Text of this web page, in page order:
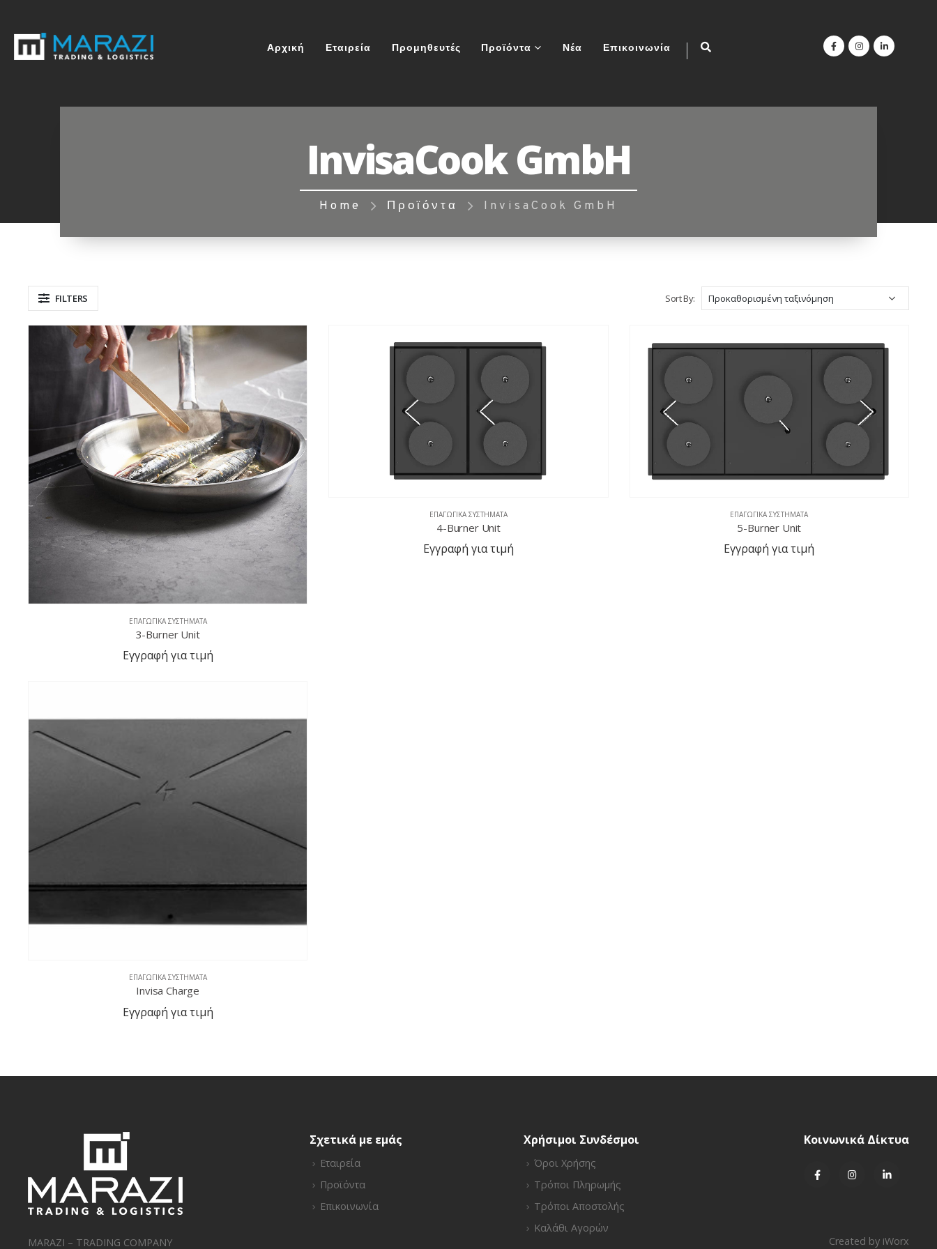
Αρχική Εταιρεία Προμηθευτές Προϊόντα Νέα Επικοινωνία
InvisaCook GmbH
Home Προϊόντα InvisaCook GmbH
FILTERS Sort By:
ΕΠΑΓΩΓΙΚΆ ΣΥΣΤΉΜΑΤΑ
3-Burner Unit
Εγγραφή για τιμή
ΕΠΑΓΩΓΙΚΆ ΣΥΣΤΉΜΑΤΑ
4-Burner Unit
Εγγραφή για τιμή
ΕΠΑΓΩΓΙΚΆ ΣΥΣΤΉΜΑΤΑ
5-Burner Unit
Εγγραφή για τιμή
ΕΠΑΓΩΓΙΚΆ ΣΥΣΤΉΜΑΤΑ
Invisa Charge
Εγγραφή για τιμή
MARAZI – TRADING COMPANY
Σχετικά με εμάς
Εταιρεία
Προϊόντα
Επικοινωνία
Χρήσιμοι Συνδέσμοι
Όροι Χρήσης
Τρόποι Πληρωμής
Τρόποι Αποστολής
Καλάθι Αγορών
Κοινωνικά Δίκτυα
Created by iWorx